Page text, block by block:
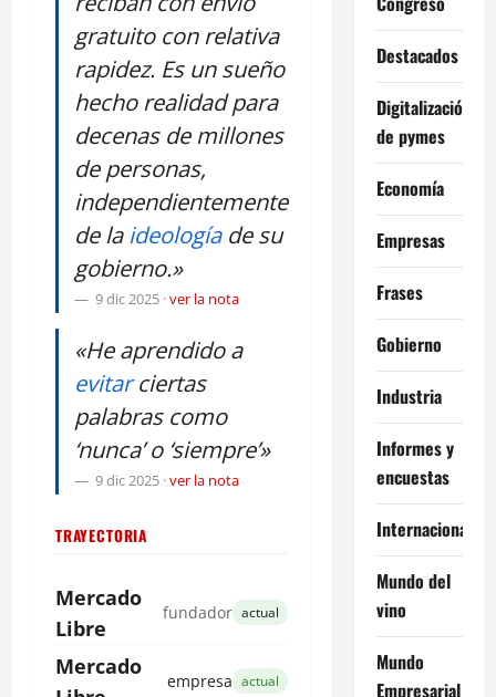
gratuito con relativa
rapidez. Es un sueño
hecho realidad para
decenas de millones
de personas,
independientemente
de laideologíade su
gobierno.»
9 dic 2025 ·ver la nota
«He aprendido a
evitarciertas
palabras como
‘nunca’ o ‘siempre’»
9 dic 2025 ·ver la nota
TRAYECTORIA
Mercado
Libre
fundador actual
Mercado
empresa actual
Destacados
Digitalización
de pymes
Economía
Empresas
Frases
Gobierno
Industria
Informes y
encuestas
Internacional
Mundo del
vino
Mundo
Empresarial